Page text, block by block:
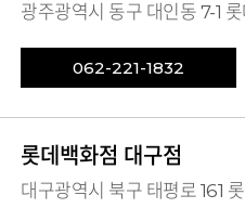
광주광역시 동구 대인동 7-1
062-221-1832
롯데백화점 대구점
대구광역시 북구 태평로 161